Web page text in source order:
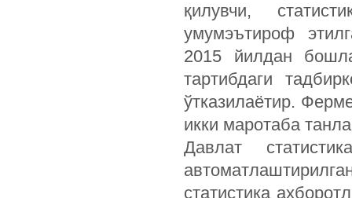
қилувчи,
умумэътироф
2015 йилдан
тартибдаги
ўтказилаётир.
икки маротаба
Давлат
статистика